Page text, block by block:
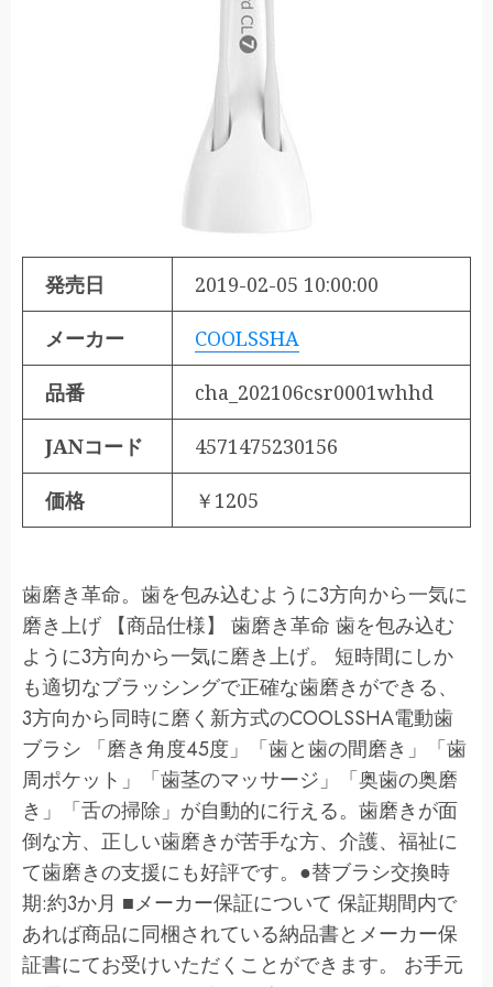
発売日 2019-02-05 10:00:00
メーカー COOLSSHA
品番 cha_202106csr0001whhd
JANコード 4571475230156
価格 ￥1205
歯磨き革命。歯を包み込むように3方向から一気に
磨き上げ 【商品仕様】 歯磨き革命 歯を包み込む
ように3方向から一気に磨き上げ。 短時間にしか
も適切なブラッシングで正確な歯磨きができる、
3方向から同時に磨く新方式のCOOLSSHA電動歯
ブラシ 「磨き角度45度」「歯と歯の間磨き」「歯
周ポケット」「歯茎のマッサージ」「奥歯の奥磨
き」「舌の掃除」が自動的に行える。歯磨きが面
倒な方、正しい歯磨きが苦手な方、介護、福祉に
て歯磨きの支援にも好評です。●替ブラシ交換時
期:約3か月 ■メーカー保証について 保証期間内で
あれば商品に同梱されている納品書とメーカー保
証書にてお受けいただくことができます。 お手元